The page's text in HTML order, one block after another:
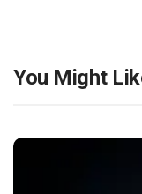
You Might